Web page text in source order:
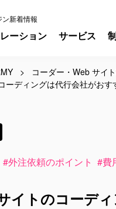
ーション サービス
ン新着情報
コーダー・Web サイ
ーディングは代行会社がお
#外注依頼のポイント #費
イトのコーデ